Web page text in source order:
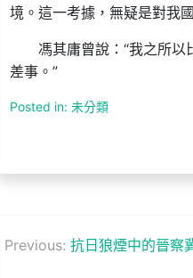
境。這一考據，無疑是對我
馮其庸曾說：“我之所
差事。”
Posted in: 未分類
文
Previous: 抗日狼煙中的晉察